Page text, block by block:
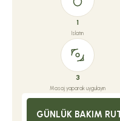
1
Islatın
3
Masaj yaparak uygulayın
GÜNLÜK BAKIM